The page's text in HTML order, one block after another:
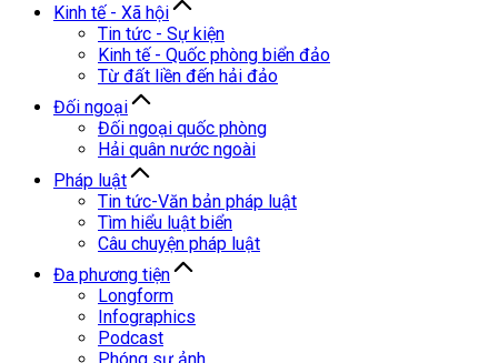
Kinh tế - Xã hội
Tin tức - Sự kiện
Kinh tế - Quốc phòng biển đảo
Từ đất liền đến hải đảo
Đối ngoại
Đối ngoại quốc phòng
Hải quân nước ngoài
Pháp luật
Tin tức-Văn bản pháp luật
Tìm hiểu luật biển
Câu chuyện pháp luật
Đa phương tiện
Longform
Infographics
Podcast
Phóng sự ảnh